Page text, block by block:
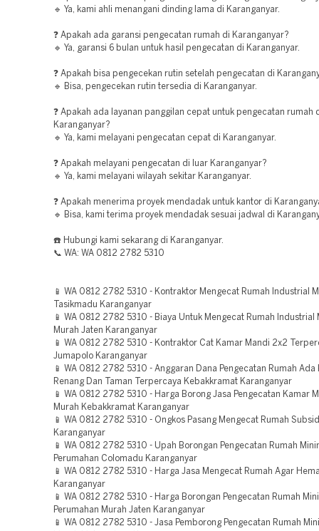
🔹 Ya, kami ahli menangani dinding lama di Karanganyar.
❓ Apakah ada garansi pengecatan rumah di Karanganyar?
🔹 Ya, garansi 6 bulan untuk hasil pengecatan di Karanganyar.
❓ Apakah bisa pengecekan rutin setelah pengecatan di
🔹 Bisa, pengecekan rutin tersedia di Karanganyar.
❓ Apakah ada layanan panggilan cepat untuk pengecatan rumah
Karanganyar?
🔹 Ya, kami melayani pengecatan cepat di Karanganyar.
❓ Apakah melayani pengecatan di luar Karanganyar?
🔹 Ya, kami melayani wilayah sekitar Karanganyar.
❓ Apakah menerima proyek mendadak untuk kantor di
🔹 Bisa, kami terima proyek mendadak sesuai jadwal di
☎️ Hubungi kami sekarang di Karanganyar.
📞 WA: WA 0812 2782 5310
📱 WA 0812 2782 5310 - Kontraktor Mengecat Rumah Industrial
Tasikmadu Karanganyar
📱 WA 0812 2782 5310 - Biaya Untuk Mengecat Rumah Industrial
Murah Jaten Karanganyar
📱 WA 0812 2782 5310 - Kontraktor Cat Kamar Mandi 2x2
Jumapolo Karanganyar
📱 WA 0812 2782 5310 - Anggaran Dana Pengecatan Rumah Ada
Renang Dan Taman Terpercaya Kebakkramat Karanganyar
📱 WA 0812 2782 5310 - Harga Borong Jasa Pengecatan Kamar
Murah Kebakkramat Karanganyar
📱 WA 0812 2782 5310 - Ongkos Pasang Mengecat Rumah
Karanganyar
📱 WA 0812 2782 5310 - Upah Borongan Pengecatan Rumah
Perumahan Colomadu Karanganyar
📱 WA 0812 2782 5310 - Harga Jasa Mengecat Rumah Agar
Karanganyar
📱 WA 0812 2782 5310 - Harga Borongan Pengecatan Rumah
Perumahan Murah Jaten Karanganyar
📱 WA 0812 2782 5310 - Jasa Pemborong Pengecatan Rumah